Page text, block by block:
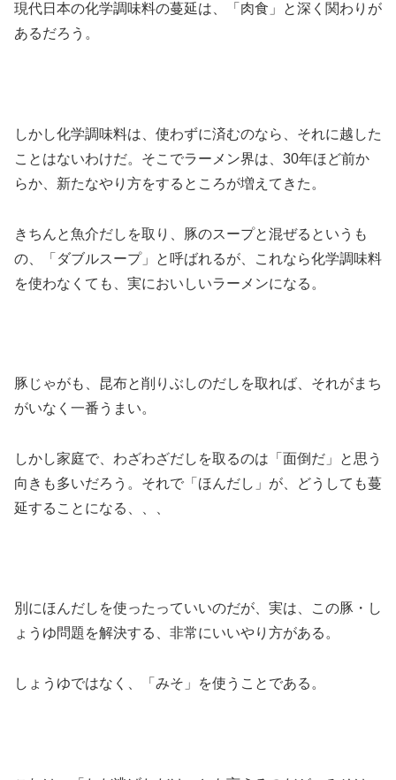
現代日本の化学調味料の蔓延は、「肉食」と深く関わりが
あるだろう。
しかし化学調味料は、使わずに済むのなら、それに越した
ことはないわけだ。そこでラーメン界は、30年ほど前か
らか、新たなやり方をするところが増えてきた。
きちんと魚介だしを取り、豚のスープと混ぜるというも
の、「ダブルスープ」と呼ばれるが、これなら化学調味料
を使わなくても、実においしいラーメンになる。
豚じゃがも、昆布と削りぶしのだしを取れば、それがまち
がいなく一番うまい。
しかし家庭で、わざわざだしを取るのは「面倒だ」と思う
向きも多いだろう。それで「ほんだし」が、どうしても蔓
延することになる、、、
別にほんだしを使ったっていいのだが、実は、この豚・し
ょうゆ問題を解決する、非常にいいやり方がある。
しょうゆではなく、「みそ」を使うことである。